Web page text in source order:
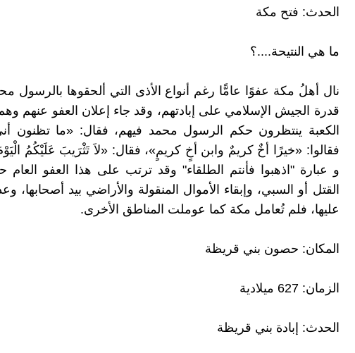
الحدث: فتح مكة
ما هي النتيحة....؟
نال أهلُ مكة عفوًا عامًّا رغم أنواع الأذى التي ألحقوها بالرسول
قدرة الجيش الإسلامي على إبادتهم، وقد جاء إعلان العفو عنهم
الكعبة ينتظرون حكم الرسول محمد فيهم، فقال: «ما تظنون
فقالوا: «خيرًا أخٌ كريمٌ وابن أخٍ كريمٍ»، فقال: «لاَ تَثْرَيبَ عَلَيْكُمُ
و عبارة "اذهبوا فأنتم الطلقاء" وقد ترتب على هذا العفو
القتل أو السبي، وإبقاء الأموال المنقولة والأراضي بيد
عليها، فلم تُعامل مكة كما عوملت المناطق الأخرى.
المكان: حصون بني قريظة
الزمان: 627 ميلادية
الحدث: إبادة بني قريظة